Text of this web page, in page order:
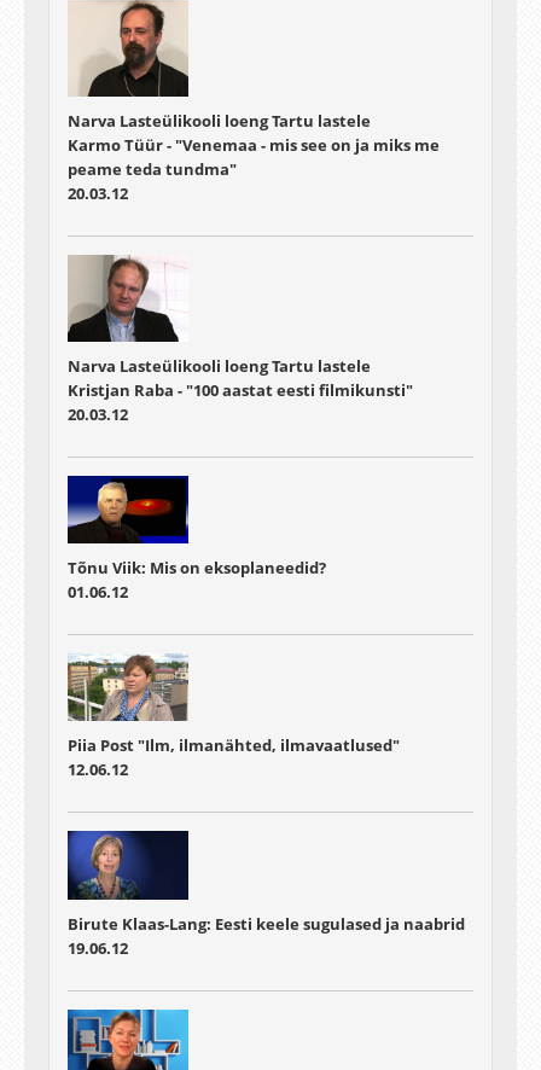
Narva Lasteülikooli loeng Tartu lastele
Karmo Tüür - "Venemaa - mis see on ja miks me
peame teda tundma"
20.03.12
Narva Lasteülikooli loeng Tartu lastele
Kristjan Raba - "100 aastat eesti filmikunsti"
20.03.12
Tõnu Viik: Mis on eksoplaneedid?
01.06.12
Piia Post "Ilm, ilmanähted, ilmavaatlused"
12.06.12
Birute Klaas-Lang: Eesti keele sugulased ja naabrid
19.06.12